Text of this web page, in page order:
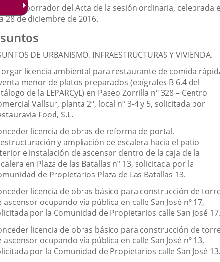
borrador del Acta de la sesión ordinaria, celebrada
28 de diciembre de 2016.
DE URBANISMO, INFRAESTRUCTURAS Y VIVIENDA.
licencia ambiental para restaurante de comida
menor de platos preparados (epígrafes B 6.4 del
de la LEPARCyL) en Paseo Zorrilla nº 328 – Centro
Vallsur, planta 2ª, local nº 3-4 y 5, solicitada por
Food, S.L.
licencia de obras de reforma de portal,
y ampliación de escalera hacia el patio
e instalación de ascensor dentro de la caja de la
en Plaza de las Batallas nº 13, solicitada por la
de Propietarios Plaza de Las Batallas 13.
licencia de obras básico para construcción de
ascensor ocupando vía pública en calle San José nº 17,
por la Comunidad de Propietarios calle San José 17.
licencia de obras básico para construcción de
ascensor ocupando vía pública en calle San José nº 13,
por la Comunidad de Propietarios calle San José 13.